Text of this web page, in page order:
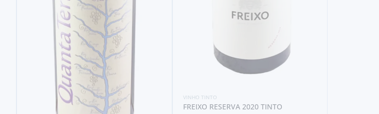
VINHO TINTO
FREIXO RESERVA 2020 TINTO